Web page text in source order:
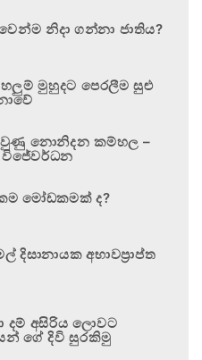
නිදා ගන්නා ජාතිය?
මුහුදට පෙරලීම සුළු
නොනිදන කම්හල –
මෝඩකමක් ද?
දිසානායක අභාවප්‍රාප්ත
දම් අසිරිය ලොවට
ගේ දිවි සුරකිමු